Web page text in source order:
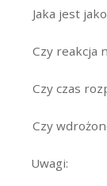
Jaka jest
Czy reakcja
Czy czas
Czy
Uwagi: